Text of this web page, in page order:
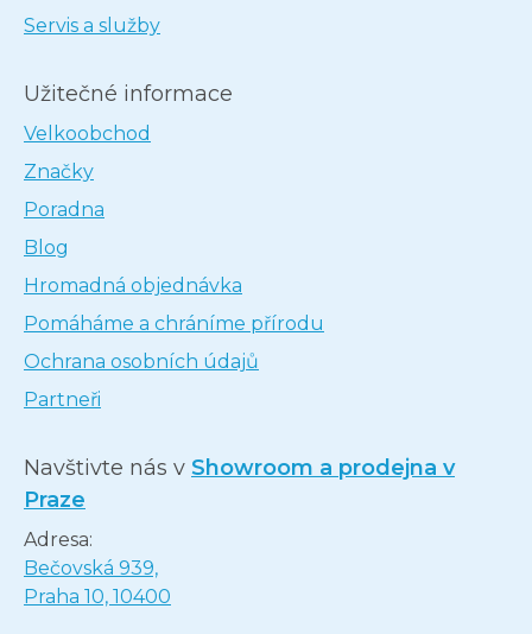
Servis a služby
Užitečné informace
Velkoobchod
Značky
Poradna
Blog
Hromadná objednávka
Pomáháme a chráníme přírodu
Ochrana osobních údajů
Partneři
Navštivte nás v Showroom a prodejna v
Praze
Adresa:
Bečovská 939,
Praha 10, 10400